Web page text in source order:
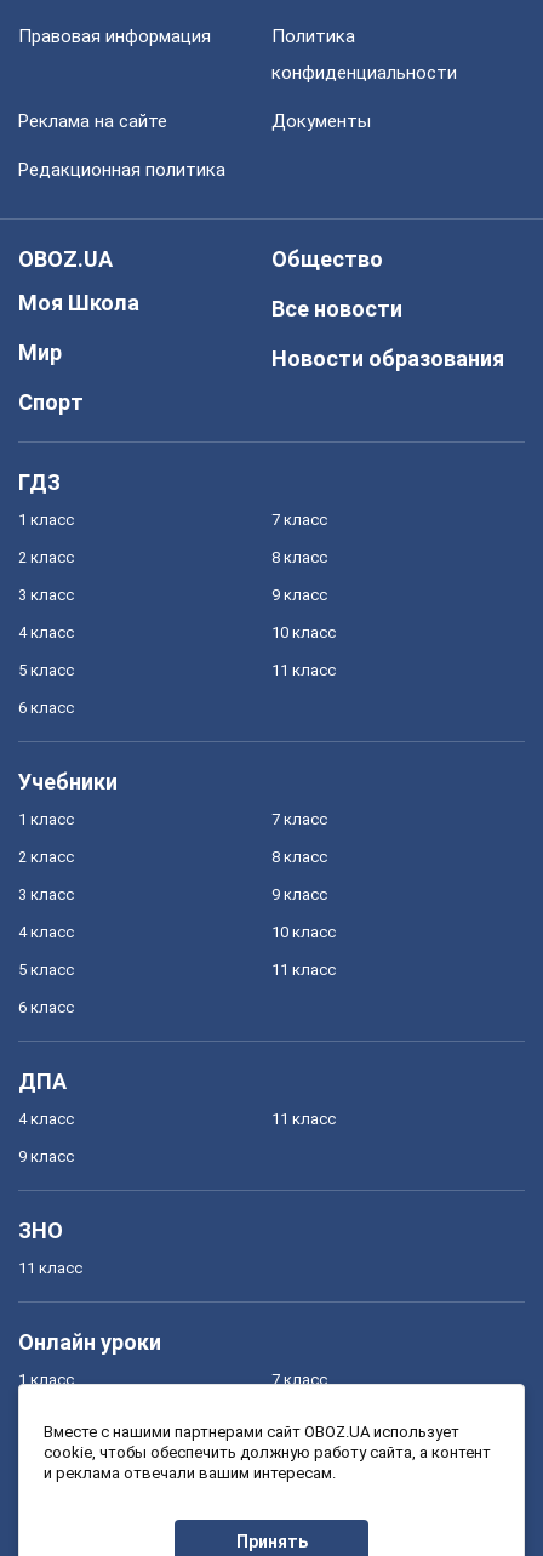
Правовая информация
Политика
конфиденциальности
Реклама на сайте Документы
Редакционная политика
OBOZ.UA
Моя Школа
Мир
Спорт
Общество
Все новости
Новости образования
ГДЗ
1 класс
2 класс
3 класс
4 класс
5 класс
6 класс
7 класс
8 класс
9 класс
10 класс
11 класс
Учебники
1 класс
2 класс
3 класс
4 класс
5 класс
6 класс
7 класс
8 класс
9 класс
10 класс
11 класс
ДПА
4 класс
9 класс
11 класс
ЗНО
11 класс
Онлайн уроки
1 класс
3 класс
7 класс
9 класс
Вместе с нашими партнерами сайт OBOZ.UA использует
cookie, чтобы обеспечить должную работу сайта, а контент
и реклама отвечали вашим интересам.
Принять